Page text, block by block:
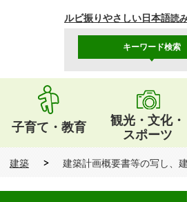
ルビ振りやさしい日本語読
キーワード検索
子育て・教育
観光・文化・
スポーツ
建築 建築計画概要書等の写し、